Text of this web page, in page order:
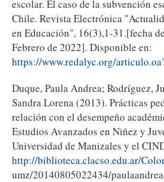
escolar. El caso de la subvención
Chile. Revista Electrónica
en Educación", 16(3),1-31.[fecha
Febrero de 2022]. Disponible en:
https://www.redalyc.org/
Duque, Paula Andrea; Rodríguez,
Sandra Lorena (2013). Prácticas
relación con el desempeño
Estudios Avanzados en Niñez y
Universidad de Manizales y el
http://biblioteca.clacso.edu.ar/
umz/20140805022434/